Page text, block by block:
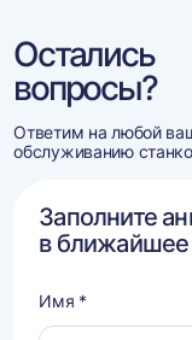
Остались
вопросы?
Ответим на любой
обслуживанию
Заполните
в
Имя *